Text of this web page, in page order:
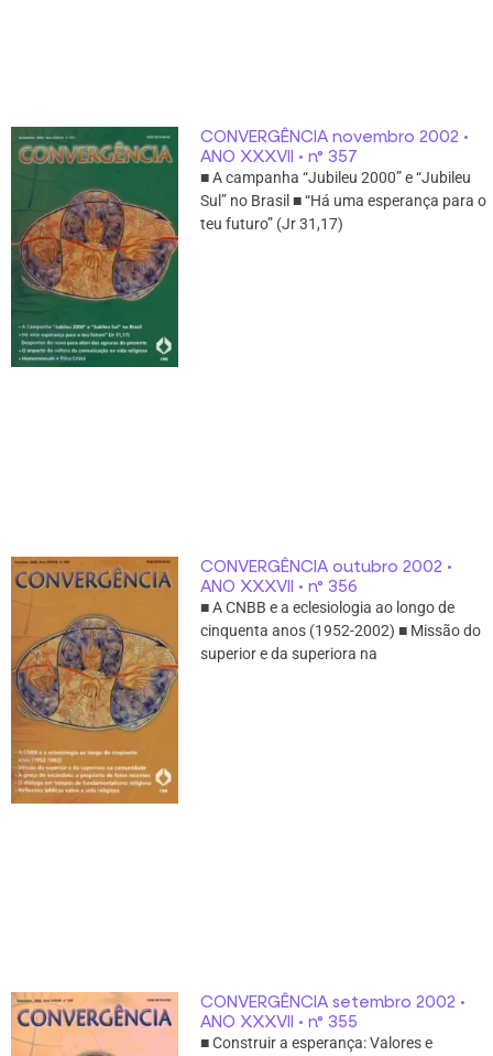
CONVERGÊNCIA novembro 2002 •
ANO XXXVII • n° 357
■ A campanha “Jubileu 2000” e “Jubileu
Sul” no Brasil ■ “Há uma esperança para o
teu futuro” (Jr 31,17)
CONVERGÊNCIA outubro 2002 •
ANO XXXVII • n° 356
■ A CNBB e a eclesiologia ao longo de
cinquenta anos (1952-2002) ■ Missão do
superior e da superiora na
CONVERGÊNCIA setembro 2002 •
ANO XXXVII • n° 355
■ Construir a esperança: Valores e